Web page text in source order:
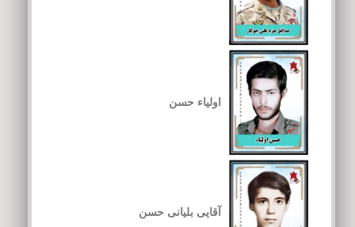
اولیاء حسن
آقایی بلیانی حسن